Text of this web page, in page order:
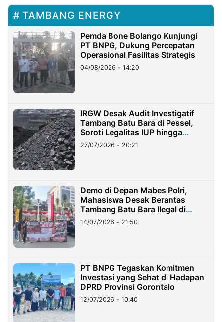
TAMBANG ENERGY
Pemda Bone Bolango Kunjungi
PT BNPG, Dukung Percepatan
Operasional Fasilitas Strategis
04/08/2026 - 14:20
IRGW Desak Audit Investigatif
Tambang Batu Bara di Pessel,
Soroti Legalitas IUP hingga
Stockpile
27/07/2026 - 20:21
Demo di Depan Mabes Polri,
Mahasiswa Desak Berantas
Tambang Batu Bara Ilegal di
Lampung
14/07/2026 - 21:50
PT BNPG Tegaskan Komitmen
Investasi yang Sehat di Hadapan
DPRD Provinsi Gorontalo
12/07/2026 - 10:40